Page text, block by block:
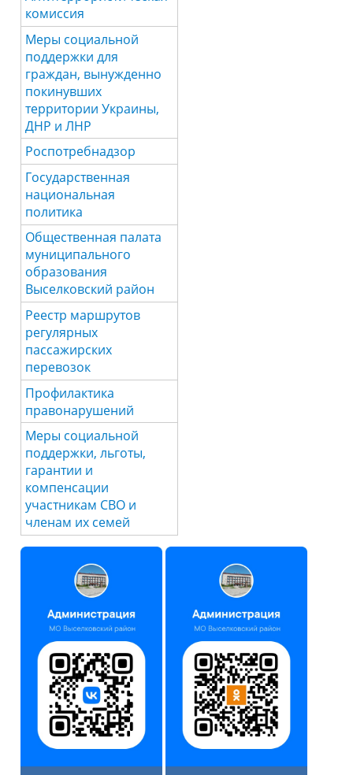
комиссия
Меры социальной
поддержки для
граждан, вынужденно
покинувших
территории Украины,
ДНР и ЛНР
Роспотребнадзор
Государственная
национальная
политика
Общественная палата
муниципального
образования
Выселковский район
Реестр маршрутов
регулярных
пассажирских
перевозок
Профилактика
правонарушений
Меры социальной
поддержки, льготы,
гарантии и
компенсации
участникам СВО и
членам их семей